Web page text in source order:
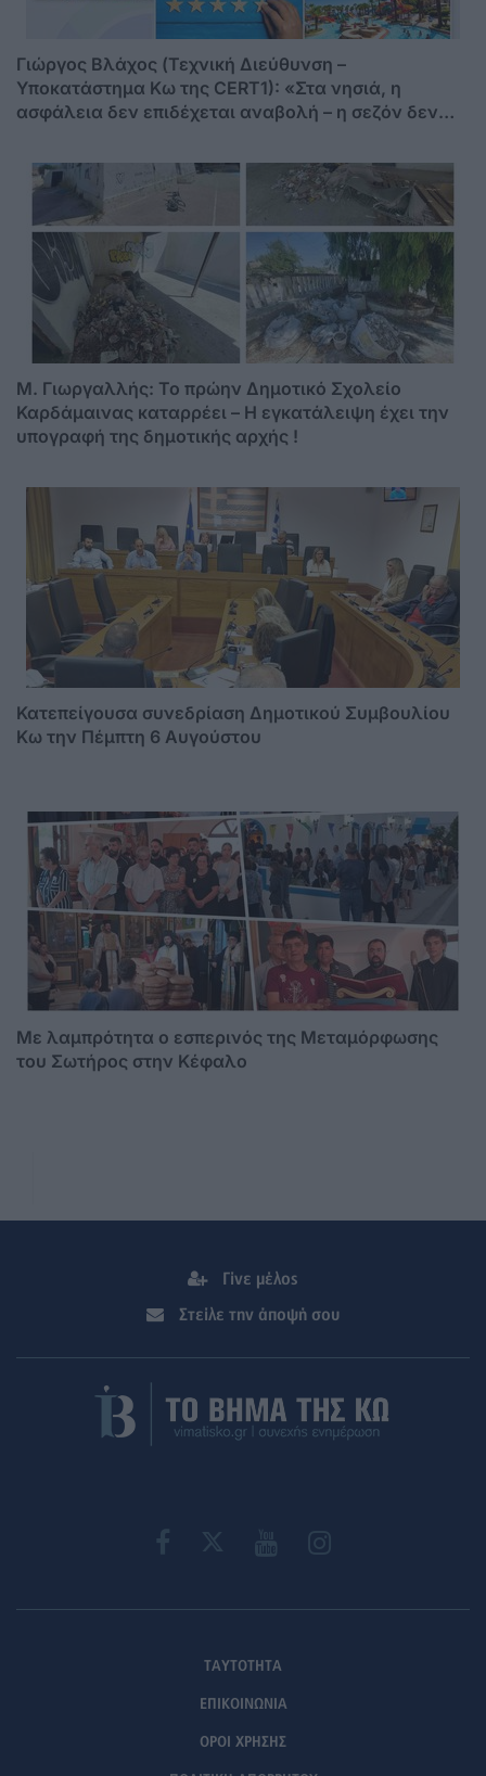
Γιώργος Βλάχος (Τεχνική Διεύθυνση –
Υποκατάστημα Κω της CERT1): «Στα νησιά, η
ασφάλεια δεν επιδέχεται αναβολή – η σεζόν δεν
M. Γιωργαλλής: Το πρώην Δημοτικό Σχολείο
Καρδάμαινας καταρρέει – Η εγκατάλειψη έχει την
υπογραφή της δημοτικής αρχής !
Κατεπείγουσα συνεδρίαση Δημοτικού Συμβουλίου
Κω την Πέμπτη 6 Αυγούστου
Με λαμπρότητα ο εσπερινός της Μεταμόρφωσης
του Σωτήρος στην Κέφαλο
Γίνε μέλος
Στείλε την άποψή σου
ΤΑΥΤΟΤΗΤΑ
ΕΠΙΚΟΙΝΩΝΙΑ
ΟΡΟΙ ΧΡΗΣΗΣ